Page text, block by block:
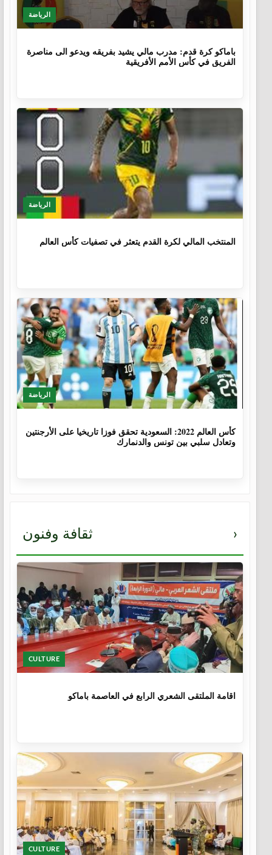
الرياضة
باماكو كرة قدم: مدرب مالي يشيد بفريقه ويدعو الى مناصرة
الفريق في كأس الأمم الأفريقية
الرياضة
المنتخب المالي لكرة القدم يتعثر في تصفيات كأس العالم
الرياضة
كأس العالم 2022: السعودية تحقق فوزا تاريخيا على الأرجنتين
وتعادل سلبي بين تونس والدنمارك
ثقافة وفنون ›
CULTURE
اقامة الملتقى الشعري الرابع في العاصمة باماكو
CULTURE